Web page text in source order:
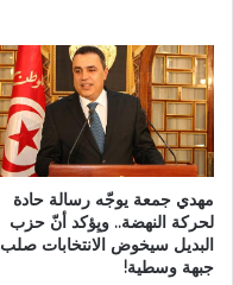
مهدي جمعة يوجّه رسالة حادة
لحركة النهضة.. ويِؤكد أنّ حزب
البديل سيخوض الانتخابات صلب
جبهة وسطية!